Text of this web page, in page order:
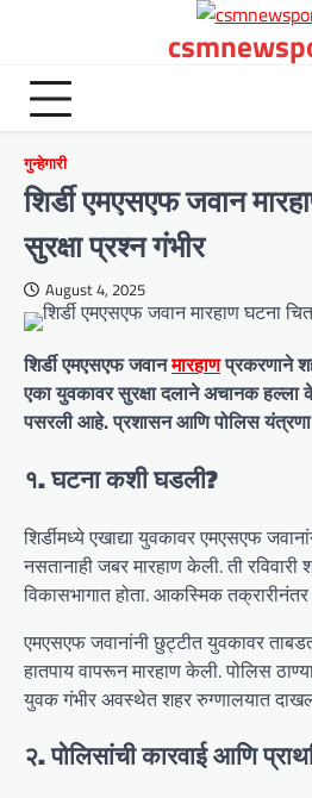
गुन्हेगारी
शिर्डी एमएसएफ जवान
सुरक्षा प्रश्न गंभीर
August 4, 2025
शिर्डी एमएसएफ जवानमारहाणप्रकरणाने
एका युवकावर सुरक्षा दलाने अचानक हल्ला
पसरली आहे. प्रशासन आणि पोलिस
१. घटना कशी घडली?
शिर्डीमध्ये एखाद्या युवकावर एमएसएफ
नसतानाही जबर मारहाण केली. ती
विकासभागात होता. आकस्मिक
एमएसएफ जवानांनी छुट्टीत युवकावर
हातपाय वापरून मारहाण केली. पोलिस
युवक गंभीर अवस्थेत शहर रुग्णालयात
२. पोलिसांची कारवाई आणि